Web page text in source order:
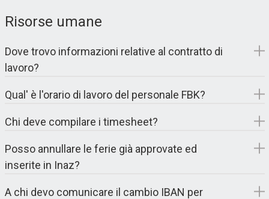
Risorse umane
Dove trovo informazioni relative al contratto di
lavoro?
Qual' è l'orario di lavoro del personale FBK?
Chi deve compilare i timesheet?
Posso annullare le ferie già approvate ed
inserite in Inaz?
A chi devo comunicare il cambio IBAN per